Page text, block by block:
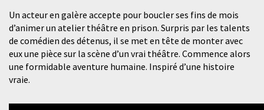
Un acteur en galère accepte pour boucler ses fins de mois
d’animer un atelier théâtre en prison. Surpris par les talents
de comédien des détenus, il se met en tête de monter avec
eux une pièce sur la scène d’un vrai théâtre. Commence alors
une formidable aventure humaine. Inspiré d’une histoire
vraie.